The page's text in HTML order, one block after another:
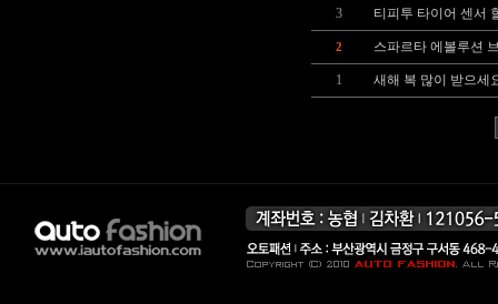
3 티피투 타이어 센서
2 스파르타 에볼루션
1 새해 복 많이 받으세